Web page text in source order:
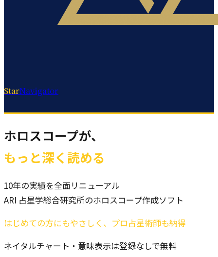
StarNavigator
ホロスコープが、
もっと深く読める
10年の実績を全面リニューアル
ARI 占星学総合研究所のホロスコープ作成ソフト
はじめての方にもやさしく、プロ占星術師も納得
ネイタルチャート・意味表示は登録なしで無料